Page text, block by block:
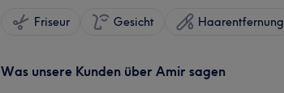
Friseur Gesicht Haarentfernung
Was unsere Kunden über Amir sagen